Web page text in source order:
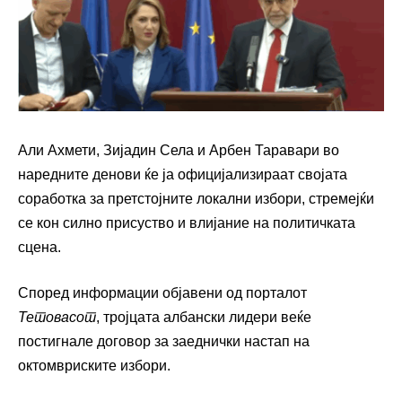
Али Ахмети, Зијадин Села и Арбен Таравари во
наредните денови ќе ја официјализираат својата
соработка за претстојните локални избори, стремејќи
се кон силно присуство и влијание на политичката
сцена.
Според информации објавени од порталот
Тетовасот, тројцата албански лидери веќе
постигнале договор за заеднички настап на
октомвриските избори.